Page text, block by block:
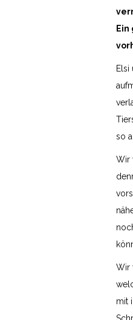
Elsi
so
Wir
Wir
mit